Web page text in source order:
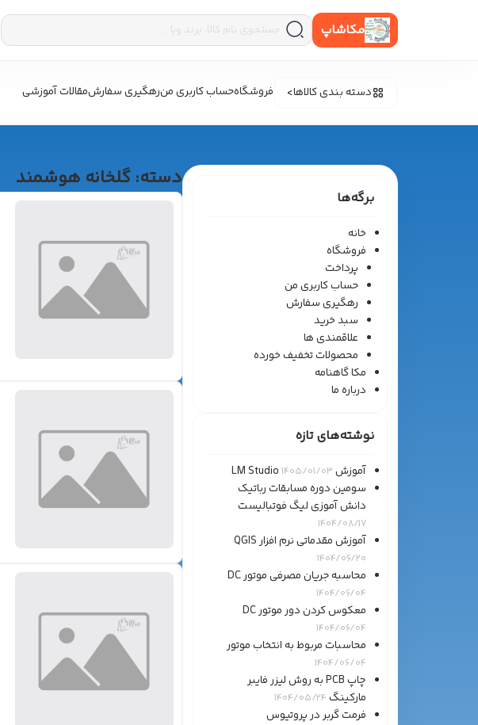
مکاشاپ
دسته بندی کالاها فروشگاهحساب کاربری منرهگیری سفارشمقالات آموزشی
برگه‌ها
خانه
فروشگاه
پرداخت
حساب کاربری من
رهگیری سفارش
سبد خرید
علاقمندی ها
محصولات تخفیف خورده
مکا گاهنامه
درباره ما
نوشته‌های تازه
آموزش LM Studio 1405/01/03
سومین دوره مسابقات رباتیک
دانش آموزی لیگ فوتبالیست
1404/08/17
آموزش مقدماتی نرم افزار QGIS
1404/06/20
محاسبه جریان مصرفی موتور DC
1404/06/04
معکوس کردن دور موتور DC
1404/06/04
محاسبات مربوط به انتخاب موتور
1404/06/04
چاپ PCB به روش لیزر فایبر
مارکینگ 1404/05/24
فرمت گربر در پروتیوس
دسته:گلخانه هوشمند